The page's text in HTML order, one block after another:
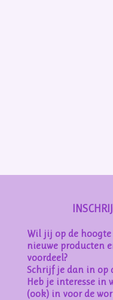
Wil jij op de
nieuwe producten
voordeel?
Schrijf je dan in op
Heb je interesse in
(ook) in voor de